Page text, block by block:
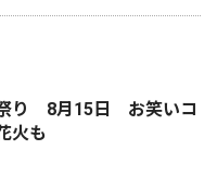
り 8月15日 お笑いコ
火も